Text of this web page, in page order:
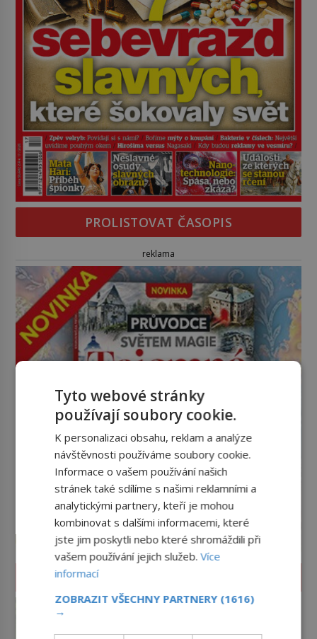
PROLISTOVAT ČASOPIS
reklama
ZAJÍMAVOSTI
Kde se vzala okurková sezóna?
Tyto webové stránky
používají soubory cookie.
K personalizaci obsahu, reklam a analýze
návštěvnosti používáme soubory cookie.
Informace o vašem používání našich
stránek také sdílíme s našimi reklamními a
analytickými partnery, kteří je mohou
kombinovat s dalšími informacemi, které
jste jim poskytli nebo které shromáždili při
vašem používání jejich služeb.Více
informací
ZOBRAZIT VŠECHNY PARTNERY (1616)
→